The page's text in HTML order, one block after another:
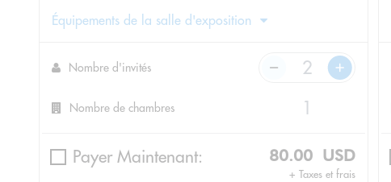
Équipements de la salle d'exposition
Nombre d'invités
Nombre de chambres
Payer Maintenant: 80.00 USD
+ Taxes et frais